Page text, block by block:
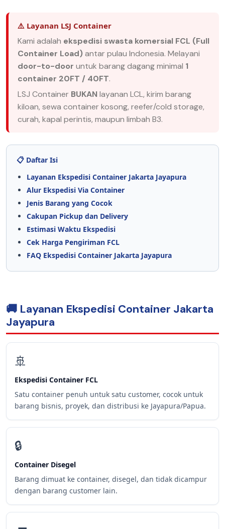
⚠️ Layanan LSJ Container
Kami adalah ekspedisi swasta komersial FCL (Full
Container Load) antar pulau Indonesia. Melayani
door-to-door untuk barang dagang minimal 1
container 20FT / 40FT.
LSJ Container BUKANlayanan LCL, kirim barang
kiloan, sewa container kosong, reefer/cold storage,
curah, kapal perintis, maupun limbah B3.
📋 Daftar Isi
Layanan Ekspedisi Container Jakarta Jayapura
Alur Ekspedisi Via Container
Jenis Barang yang Cocok
Cakupan Pickup dan Delivery
Estimasi Waktu Ekspedisi
Cek Harga Pengiriman FCL
FAQ Ekspedisi Container Jakarta Jayapura
🚚 Layanan Ekspedisi Container Jakarta
Jayapura
🚢
Ekspedisi Container FCL
Satu container penuh untuk satu customer, cocok untuk
barang bisnis, proyek, dan distribusi ke Jayapura/Papua.
🔒
Container Disegel
Barang dimuat ke container, disegel, dan tidak dicampur
dengan barang customer lain.